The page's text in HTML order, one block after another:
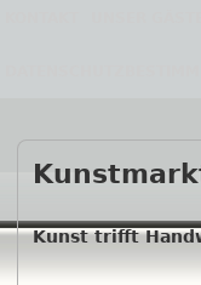
Kunst trifft
Beitrags-